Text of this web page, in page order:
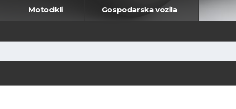
Motocikli Gospodarska vozila